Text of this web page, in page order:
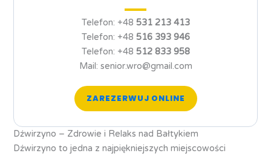
Telefon: +48 531 213 413
Telefon: +48 516 393 946
Telefon: +48 512 833 958
Mail: senior.wro@gmail.com
ZAREZERWUJ ONLINE
Dźwirzyno – Zdrowie i Relaks nad Bałtykiem
Dźwirzyno to jedna z najpiękniejszych miejscowości